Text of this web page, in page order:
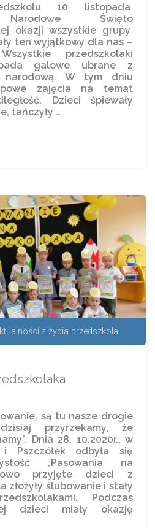
10 listopada
Narodowe Święto
okazji wszystkie grupy
ten wyjątkowy dla nas –
przedszkolaki
galowo ubrane z
narodową. W tym dniu
zajęcia na temat
Dzieci śpiewały
tańczyły …
z życia przedszkola
są tu nasze drogie
przyrzekamy, że
Dnia 28. 10.2020r., w
i Pszczółek odbyła się
„Pasowania na
przyjęte dzieci z
złożyły ślubowanie i stały
Podczas
dzieci miały okazję